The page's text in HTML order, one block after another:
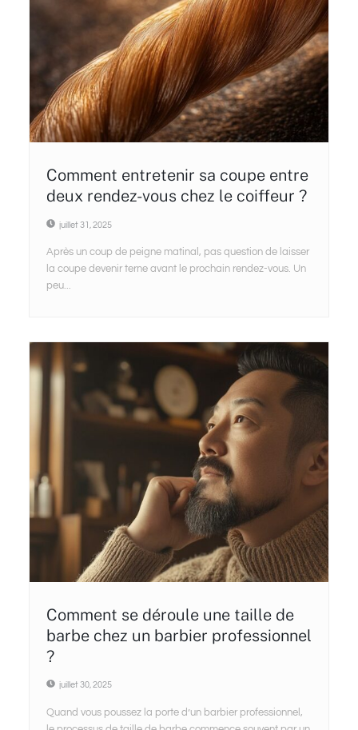
Comment entretenir sa coupe entre
deux rendez-vous chez le coiffeur ?
juillet 31, 2025
Après un coup de peigne matinal, pas question de laisser
la coupe devenir terne avant le prochain rendez-vous. Un
peu...
Comment se déroule une taille de
barbe chez un barbier professionnel
?
juillet 30, 2025
Quand vous poussez la porte d’un barbier professionnel,